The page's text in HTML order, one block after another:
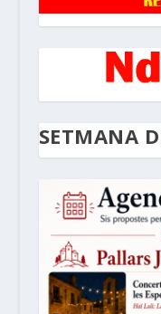
SETMANA